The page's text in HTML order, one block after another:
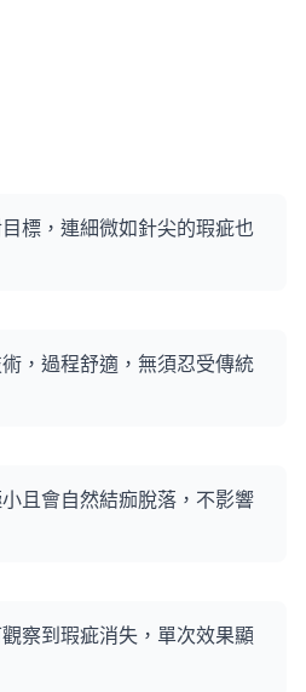
標，連細微如針尖的瑕疵也
，過程舒適，無須忍受傳統
且會自然結痂脫落，不影響
察到瑕疵消失，單次效果顯